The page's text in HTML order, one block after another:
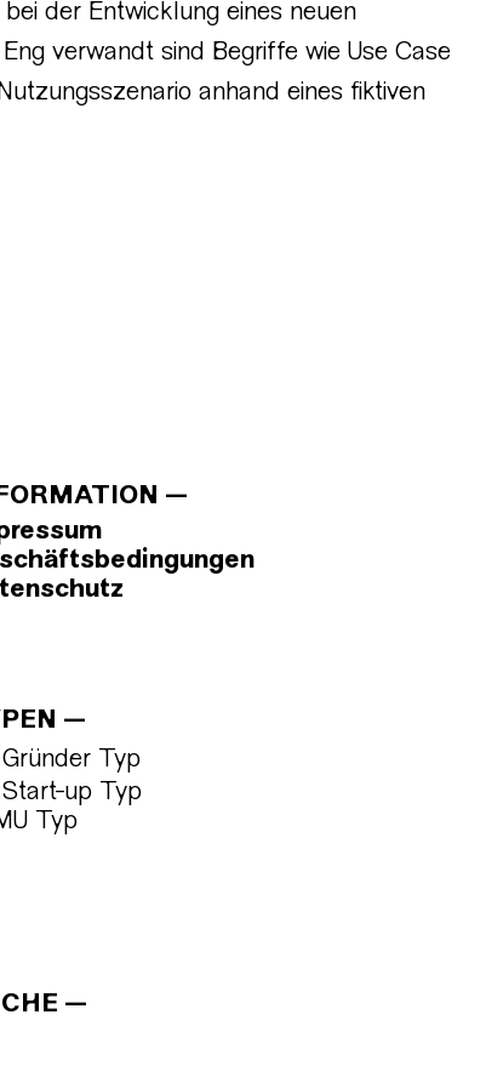
der Entwicklung eines neuen
verwandt sind Begriffe wie Use Case
anhand eines fiktiven
Gründer Typ
Start-up Typ
Typ